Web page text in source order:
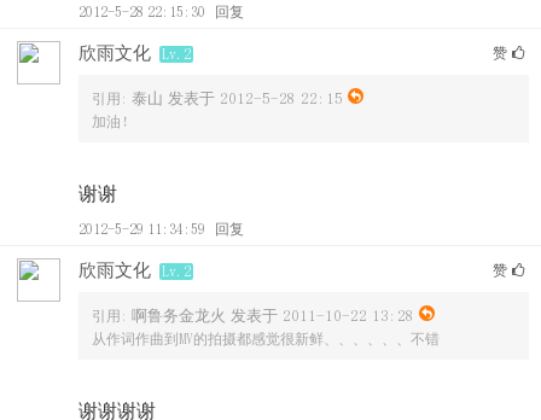
2012-5-28 22:15:30 回复
欣雨文化 Lv.2 赞
引用: 泰山 发表于 2012-5-28 22:15
加油！
谢谢
2012-5-29 11:34:59 回复
欣雨文化 Lv.2 赞
引用: 啊鲁务金龙火 发表于 2011-10-22 13:28
从作词作曲到MV的拍摄都感觉很新鲜、、、、、、不错
谢谢谢谢